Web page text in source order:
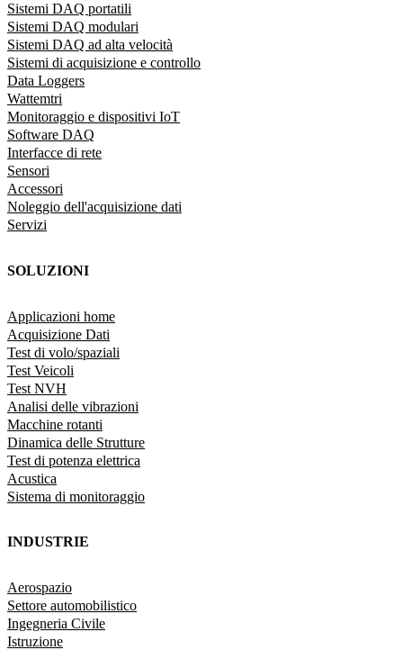
Sistemi DAQ portatili
Sistemi DAQ modulari
Sistemi DAQ ad alta velocità
Sistemi di acquisizione e controllo
Data Loggers
Wattemtri
Monitoraggio e dispositivi IoT
Software DAQ
Interfacce di rete
Sensori
Accessori
Noleggio dell'acquisizione dati
Servizi
SOLUZIONI
Applicazioni home
Acquisizione Dati
Test di volo/spaziali
Test Veicoli
Test NVH
Analisi delle vibrazioni
Macchine rotanti
Dinamica delle Strutture
Test di potenza elettrica
Acustica
Sistema di monitoraggio
INDUSTRIE
Aerospazio
Settore automobilistico
Ingegneria Civile
Istruzione